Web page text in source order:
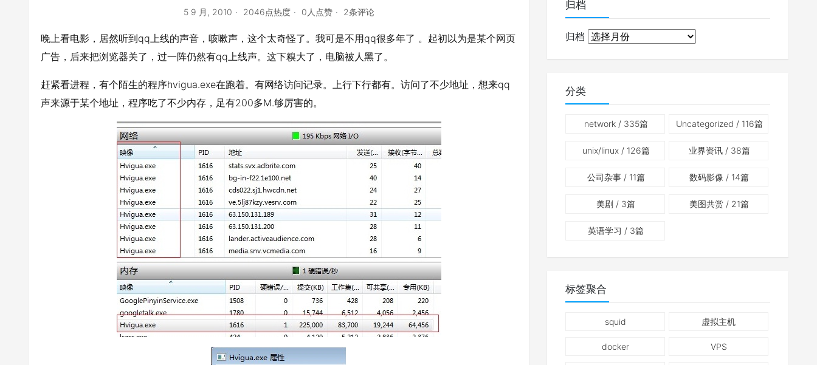
5 9 月, 2010 2046点热度 0人点赞 2条评论
晚上看电影，居然听到qq上线的声音，咳嗽声，这个太奇怪了。我可是不用qq很多年了 。起初以为是某个网页
广告，后来把浏览器关了，过一阵仍然有qq上线声。这下糗大了，电脑被人黑了。
赶紧看进程，有个陌生的程序hvigua.exe在跑着。有网络访问记录。上行下行都有。访问了不少地址，想来qq
声来源于某个地址，程序吃了不少内存，足有200多M.够厉害的。
归档
归档
分类
network/ 335篇 Uncategorized / 116篇
unix/linux/ 126篇 业界资讯/ 38篇
公司杂事/ 11篇 数码影像 / 14篇
美剧 / 3篇 美图共赏 / 21篇
英语学习 / 3篇
标签聚合
squid 虚拟主机
docker VPS